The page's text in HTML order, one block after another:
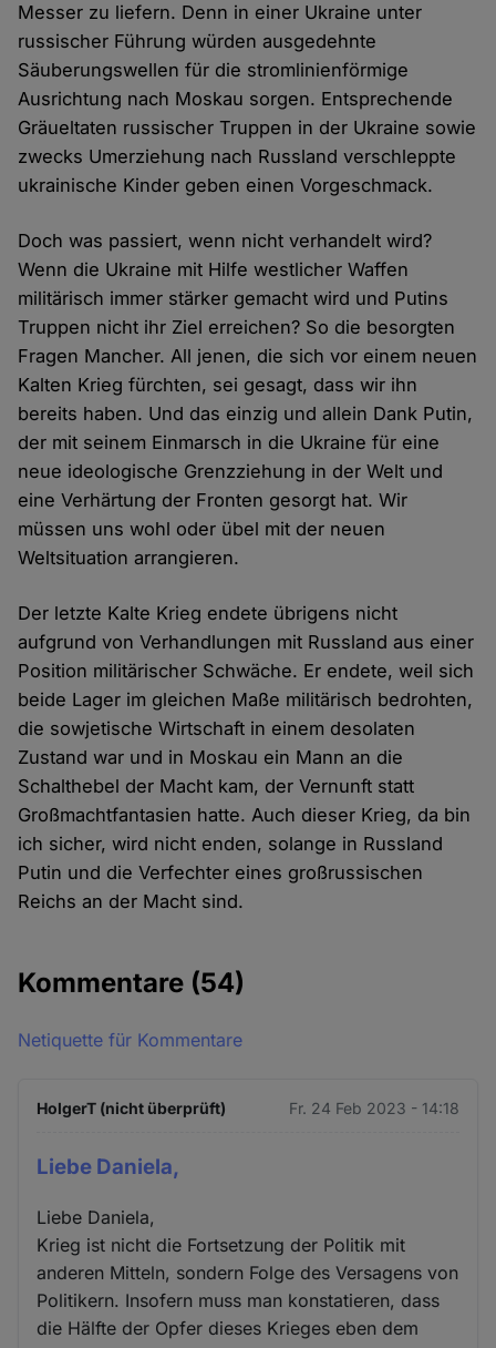
Messer zu liefern. Denn in einer Ukraine unter
russischer Führung würden ausgedehnte
Säuberungswellen für die stromlinienförmige
Ausrichtung nach Moskau sorgen. Entsprechende
Gräueltaten russischer Truppen in der Ukraine sowie
zwecks Umerziehung nach Russland verschleppte
ukrainische Kinder geben einen Vorgeschmack.
Doch was passiert, wenn nicht verhandelt wird?
Wenn die Ukraine mit Hilfe westlicher Waffen
militärisch immer stärker gemacht wird und Putins
Truppen nicht ihr Ziel erreichen? So die besorgten
Fragen Mancher. All jenen, die sich vor einem neuen
Kalten Krieg fürchten, sei gesagt, dass wir ihn
bereits haben. Und das einzig und allein Dank Putin,
der mit seinem Einmarsch in die Ukraine für eine
neue ideologische Grenzziehung in der Welt und
eine Verhärtung der Fronten gesorgt hat. Wir
müssen uns wohl oder übel mit der neuen
Weltsituation arrangieren.
Der letzte Kalte Krieg endete übrigens nicht
aufgrund von Verhandlungen mit Russland aus einer
Position militärischer Schwäche. Er endete, weil sich
beide Lager im gleichen Maße militärisch bedrohten,
die sowjetische Wirtschaft in einem desolaten
Zustand war und in Moskau ein Mann an die
Schalthebel der Macht kam, der Vernunft statt
Großmachtfantasien hatte. Auch dieser Krieg, da bin
ich sicher, wird nicht enden, solange in Russland
Putin und die Verfechter eines großrussischen
Reichs an der Macht sind.
Kommentare (54)
Netiquette für Kommentare
HolgerT (nicht überprüft) Fr. 24 Feb 2023 - 14:18
Liebe Daniela,
Liebe Daniela,
Krieg ist nicht die Fortsetzung der Politik mit
anderen Mitteln, sondern Folge des Versagens von
Politikern. Insofern muss man konstatieren, dass
die Hälfte der Opfer dieses Krieges eben dem